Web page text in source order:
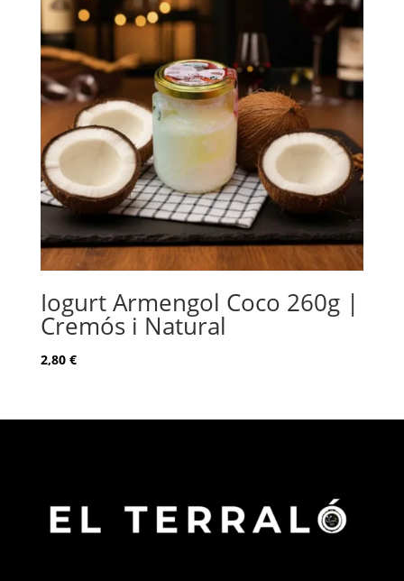
Iogurt Armengol Coco 260g |
Cremós i Natural
2,80 €